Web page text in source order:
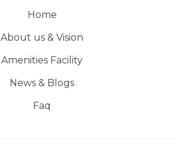
Home
About us & Vision
Amenities Facility
News & Blogs
Faq